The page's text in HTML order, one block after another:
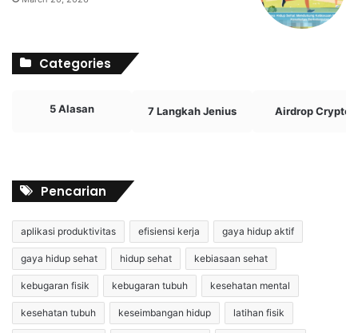
Categories
5 Alasan 7 Langkah Jenius Airdrop Crypto
Pencarian
aplikasi produktivitas efisiensi kerja gaya hidup aktif
gaya hidup sehat hidup sehat kebiasaan sehat
kebugaran fisik kebugaran tubuh kesehatan mental
kesehatan tubuh keseimbangan hidup latihan fisik